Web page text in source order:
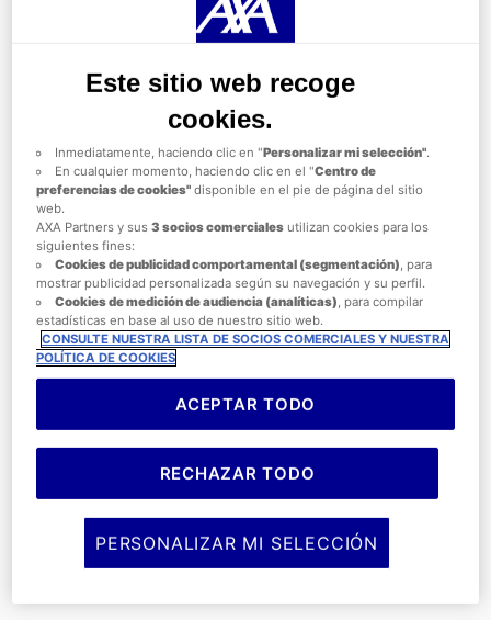
Este sitio web recoge
cookies.
eliminan durante la navegación por el sitio web. AXA Partners o
terceros proveedores pueden depositar cookies opcionales para los
fines que se indican a continuación.
Almacenaremos sus preferencias durante24 meses.
Puede dar su consentimiento a todas las cookies opcionales o solo a
algunas en función de su categoría a través del Centro de
Inmediatamente, haciendo clic en "Personalizar mi selección".
En cualquier momento, haciendo clic en el "Centro de
preferencias de cookies" disponible en el pie de página del sitio
web.
AXA Partners y sus3 socios comerciales utilizan cookies para los
siguientes fines:
Cookies depublicidad comportamental (segmentación), para
mostrar publicidad personalizada según su navegación y su perfil.
Cookies de medición de audiencia (analíticas), para compilar
estadísticas en base al uso de nuestro sitio web.
CONSULTE NUESTRA LISTA DE SOCIOS COMERCIALES Y NUESTRA
POLÍTICA DE COOKIES
PERSONALIZAR MI SELECCIÓN
RECHAZAR TODO
ACEPTAR TODO